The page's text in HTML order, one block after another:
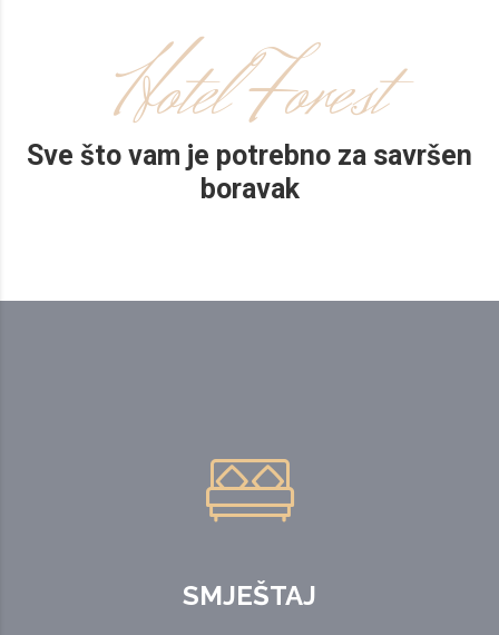
Hotel Forest
Sve što vam je potrebno za savršen
boravak
SMJEŠTAJ